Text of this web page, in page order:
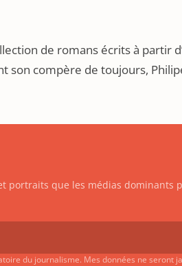
de romans écrits à partir
son compère de toujours,
portraits que les médias
du journalisme. Mes données ne seront